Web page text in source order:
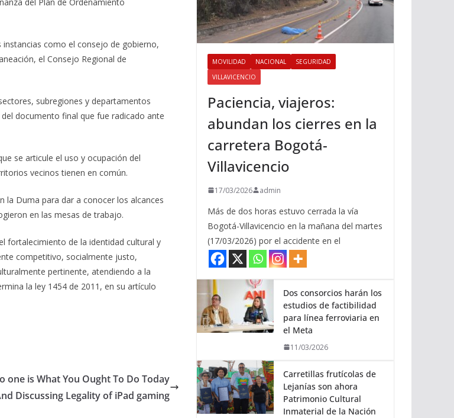
como el consejo de gobierno,
el Consejo Regional de
subregiones y departamentos
documento final que fue radicado ante
se articule el uso y ocupación del
vecinos tienen en común.
la Duma para dar a conocer los alcances
en las mesas de trabajo.
fortalecimiento de la identidad cultural y
competitivo, socialmente justo,
pertinente, atendiendo a la
la ley 1454 de 2011, en su artículo
one is What You Ought To Do Today
Discussing Legality of iPad gaming
MOVILIDAD NACIONAL
SEGURIDAD
VILLAVICENCIO
Paciencia, viajeros:
abundan los cierres en la
carretera Bogotá-
Villavicencio
17/03/2026 admin
Más de dos horas estuvo cerrada la vía
Bogotá-Villavicencio en la mañana del martes
(17/03/2026) por el accidente en el
Dos consorcios harán los
estudios de factibilidad
para línea ferroviaria en
el Meta
11/03/2026
Carretillas frutícolas de
Lejanías son ahora
Patrimonio Cultural
Inmaterial de la Nación